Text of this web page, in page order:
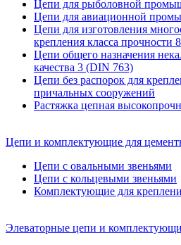
Цепи для рыболовной
Цепи для авиационной
Цепи для изготовления
крепления класса прочности 8
Цепи общего назначения
качества 3 (DIN 763)
Цепи без распорок для
причальных сооружений
Растяжка цепная
Цепи и комплектующие для
Цепи с овальными звеньями
Цепи с кольцевыми звеньями
Комплектующие для
Элеваторные цепи и